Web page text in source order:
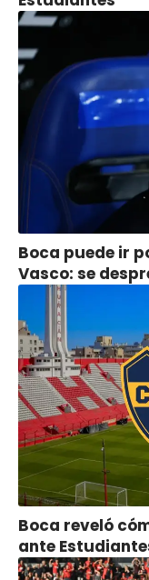
Boca puede ir
Vasco: se
Boca reveló
ante